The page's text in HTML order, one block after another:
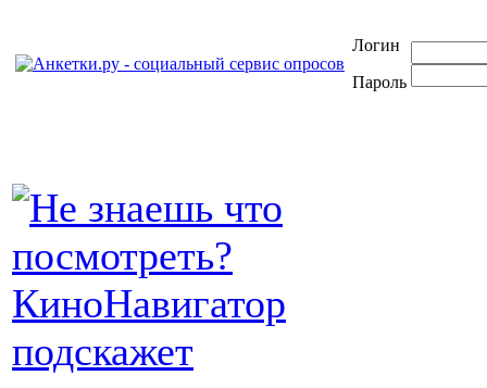
Логин
Пароль